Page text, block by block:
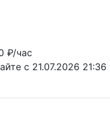
₽/час
с 21.07.2026 21:36